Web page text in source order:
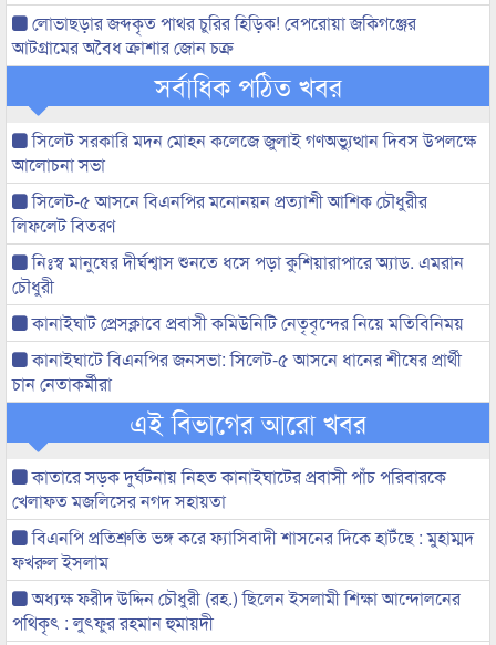
লোভাছড়ার জব্দকৃত পাথর চুরির হিড়িক! বেপরোয়া জকিগঞ্জের
আটগ্রামের অবৈধ ক্রাশার জোন চক্র
সর্বাধিক পঠিত খবর
সিলেট সরকারি মদন মোহন কলেজে জুলাই গণঅভ্যুত্থান দিবস উপলক্ষে
আলোচনা সভা
সিলেট-৫ আসনে বিএনপির মনোনয়ন প্রত্যাশী আশিক চৌধুরীর
লিফলেট বিতরণ
নিঃস্ব মানুষের দীর্ঘশ্বাস শুনতে ধসে পড়া কুশিয়ারাপারে অ্যাড. এমরান
চৌধুরী
কানাইঘাট প্রেসক্লাবে প্রবাসী কমিউনিটি নেতৃবৃন্দের নিয়ে মতিবিনিময়
কানাইঘাটে বিএনপির জনসভা: সিলেট-৫ আসনে ধানের শীষের প্রার্থী
চান নেতাকর্মীরা
এই বিভাগের আরো খবর
কাতারে সড়ক দুর্ঘটনায় নিহত কানাইঘাটের প্রবাসী পাঁচ পরিবারকে
খেলাফত মজলিসের নগদ সহায়তা
বিএনপি প্রতিশ্রুতি ভঙ্গ করে ফ্যাসিবাদী শাসনের দিকে হাটঁছে : মুহাম্মদ
ফখরুল ইসলাম
অধ্যক্ষ ফরীদ উদ্দিন চৌধুরী (রহ.) ছিলেন ইসলামী শিক্ষা আন্দোলনের
পথিকৃৎ : লুৎফুর রহমান হুমায়দী